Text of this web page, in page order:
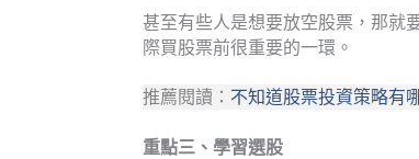
甚至有些人是想要放空股票，那就
際買股票前很重要的一環。
推薦閱讀： 不知道股票投資策略有
重點三、學習選股